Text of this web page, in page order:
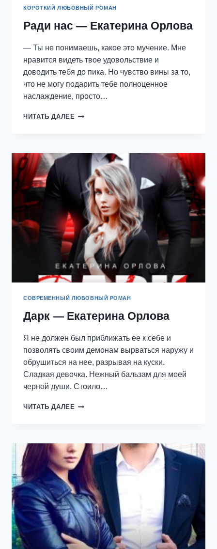
КОРОТКИЙ ЛЮБОВНЫЙ РОМАН
Ради нас — Екатерина Орлова
— Ты не понимаешь, какое это мучение. Мне
нравится видеть твое удовольствие и
доводить тебя до пика. Но чувство вины за то,
что не могу подарить тебе полноценное
наслаждение, просто…
ЧИТАТЬ ДАЛЕЕ РАДИ
ОРЛОВА
СОВРЕМЕННЫЙ ЛЮБОВНЫЙ РОМАН
Дарк — Екатерина Орлова
Я не должен был приближать ее к себе и
позволять своим демонам вырваться наружу и
обрушиться на нее, разрывая на куски.
Сладкая девочка. Нежный бальзам для моей
черной души. Стоило…
ЧИТАТЬ ДАЛЕЕ ДАРК